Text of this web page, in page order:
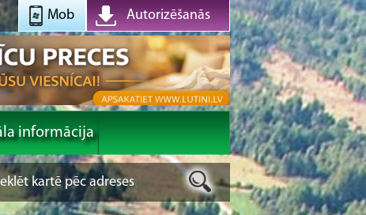
Autorizēšanās
Mob
informācija